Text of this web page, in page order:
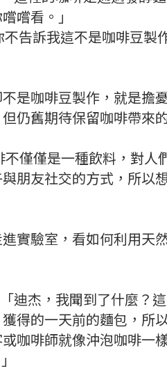
嚐看。」
告訴我這不是咖啡豆製
是咖啡豆製作，就是擔
仍舊期待保留咖啡帶來
僅僅是一種飲料，對人
朋友社交的方式，所以
實驗室，看如何利用天
迪杰，我聞到了什麼？
得的一天前的麵包，所
咖啡師就像沖泡咖啡一